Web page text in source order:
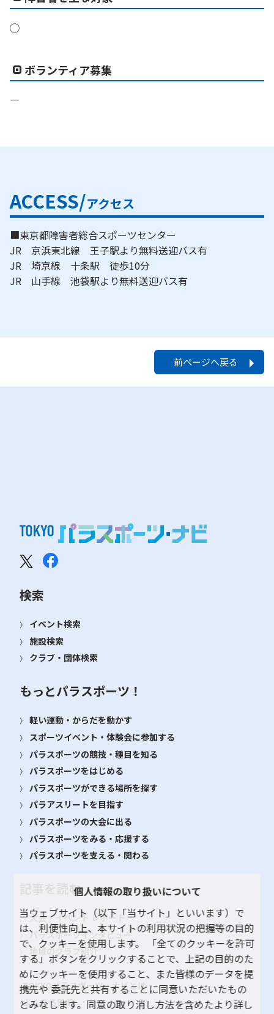
◯
ボランティア募集
―
ACCESS/アクセス
■東京都障害者総合スポーツセンター
JR 京浜東北線 王子駅より無料送迎バス有
JR 埼京線 十条駅 徒歩10分
JR 山手線 池袋駅より無料送迎バス有
前ページへ戻る
検索
イベント検索
施設検索
クラブ・団体検索
もっとパラスポーツ！
軽い運動・からだを動かす
スポーツイベント・体験会に参加する
パラスポーツの競技・種目を知る
パラスポーツをはじめる
パラスポーツができる場所を探す
パラアスリートを目指す
パラスポーツの大会に出る
パラスポーツをみる・応援する
パラスポーツを支える・関わる
記事を読む
大会・イベント レポート
パラスポーツインタビュー
地域のクラブ紹介
TOKYOパラスポーツ・ナビとは
よくある質問
個人情報の取り扱いについて
当ウェブサイト（以下「当サイト」といいます）で
は、利便性向上、本サイトの利用状況の把握等の目的
で、クッキーを使用します。 「全てのクッキーを許可
する」ボタンをクリックすることで、上記の目的のた
めにクッキーを使用すること、また皆様のデータを提
携先や 委託先と共有することに同意いただいたもの
とみなします。同意の取り消し方法を含めたより詳し